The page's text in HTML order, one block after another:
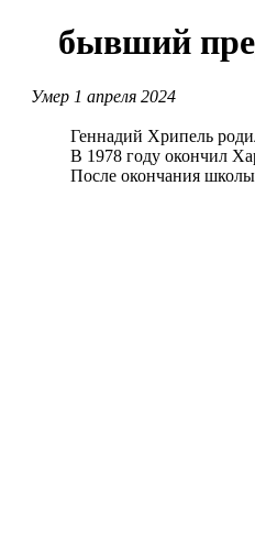
бывший
Умер 1 апреля 2024
Геннадий Хрипель
В 1978 году окончил
После окончания школы в